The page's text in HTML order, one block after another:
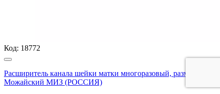
Код: 18772
Расширитель канала шейки матки многоразовый, размер 11,0,
Можайский МИЗ (РОССИЯ)